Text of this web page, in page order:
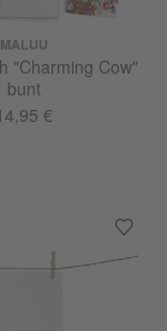
MALUU
"Charming Cow"
bunt
€